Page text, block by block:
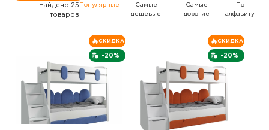
Найдено 25
товаров
Популярные
Самые
дешевые
Самые
дорогие
По
алфавиту
-20%
СКИДКА
-20%
СКИДКА